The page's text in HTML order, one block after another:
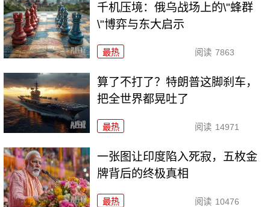
千机压境：俄乌战场上的\"蜂群
\"博弈与东大启示
最热 阅读 7863
算了不打了？特朗普这脚刹车，
把全世界都晃吐了
最热 阅读 14971
一张图让印度陷入死寂，五枚金
牌背后的终极真相
最热 阅读 10476